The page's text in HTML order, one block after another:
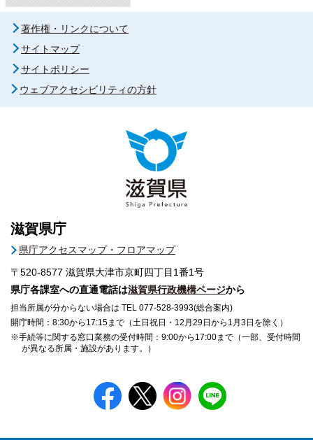
著作権・リンクについて
サイトマップ
サイトポリシー
ウェブアクセシビリティの方針
滋賀県庁
県庁アクセスマップ・フロアマップ
〒520-8577 滋賀県大津市京町四丁目1番1号
県庁各課室への直通電話は滋賀県行政機構ページから
担当所属が分からない場合は TEL 077-528-3993(総合案内)
開庁時間：8:30から17:15まで（土日祝日・12月29日から1月3日を除く）
※手続等に関する窓口業務の受付時間：9:00から17:00まで（一部、受付時間
が異なる所属・施設があります。）